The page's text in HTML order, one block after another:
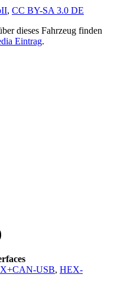
, CC BY-SA 3.0 DE
dieses Fahrzeug finden
Eintrag.
USB, HEX-